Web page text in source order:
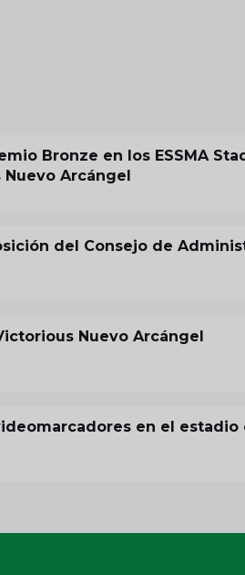
Bronze en los ESSMA
Arcángel
del Consejo de
Nuevo Arcángel
en el estadio